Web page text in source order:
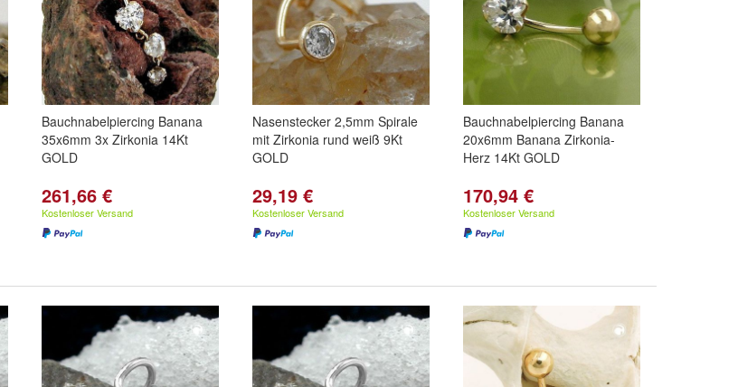
Bauchnabelpiercing Banana
35x6mm 3x Zirkonia 14Kt
GOLD
261,66 €
Kostenloser Versand
Nasenstecker 2,5mm Spirale
mit Zirkonia rund weiß 9Kt
GOLD
29,19 €
Kostenloser Versand
Bauchnabelpiercing Banana
20x6mm Banana Zirkonia-
Herz 14Kt GOLD
170,94 €
Kostenloser Versand